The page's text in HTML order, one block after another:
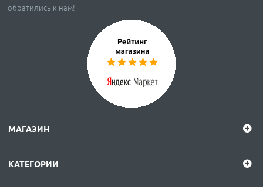
обратились к нам!
МАГАЗИН
КАТЕГОРИИ